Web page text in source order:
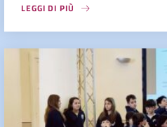
LEGGI DI PIÙ